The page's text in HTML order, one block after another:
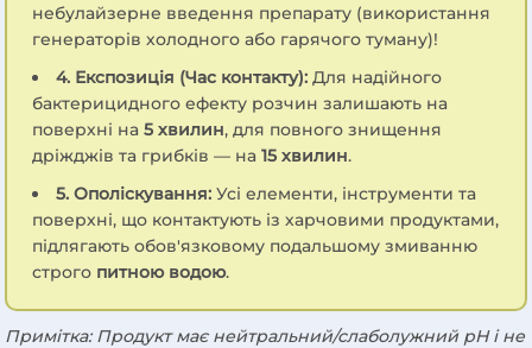
небулайзерне введення препарату (використання
генераторів холодного або гарячого туману)!
4. Експозиція (Час контакту):Для надійного
бактерицидного ефекту розчин залишають на
поверхні на 5 хвилин, для повного знищення
дріжджів та грибків — на 15 хвилин.
5. Ополіскування:Усі елементи, інструменти та
поверхні, що контактують із харчовими продуктами,
підлягають обов'язковому подальшому змиванню
строго питною водою.
Примітка: Продукт має нейтральний/слаболужний pH і не